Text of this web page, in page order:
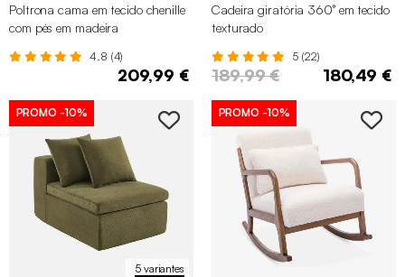
Poltrona cama em tecido chenille
com pés em madeira
4.8 (4)
209,99 €
Cadeira giratória 360° em tecido
texturado
5 (22)
189,99 € 180,49 €
5 variantes
PROMO -10% PROMO -10%